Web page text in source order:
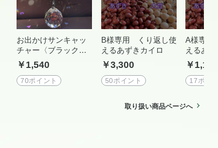
お出かけサンキャッ
チャー〈ブラックバ
ード〉
￥1,540
70ポイント
B様専用 くり返し使
えるあずきカイロ
￥3,300
50ポイント
A様専
えるあ
￥
17ポイ
取り扱い商品ページへ